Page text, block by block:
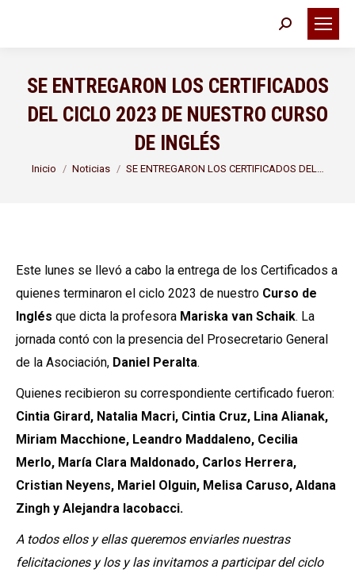
Buscar:
SE ENTREGARON LOS CERTIFICADOS
DEL CICLO 2023 DE NUESTRO CURSO
DE INGLÉS
Estás aquí:
Inicio Noticias SE ENTREGARON LOS CERTIFICADOS DEL…
Este lunes se llevó a cabo la entrega de los Certificados a
quienes terminaron el ciclo 2023 de nuestro Curso de
Inglés que dicta la profesora Mariska van Schaik. La
jornada contó con la presencia del Prosecretario General
de la Asociación, Daniel Peralta.
Quienes recibieron su correspondiente certificado fueron:
Cintia Girard, Natalia Macri, Cintia Cruz, Lina Alianak,
Miriam Macchione, Leandro Maddaleno, Cecilia
Merlo, María Clara Maldonado, Carlos Herrera,
Cristian Neyens, Mariel Olguin, Melisa Caruso, Aldana
Zingh y Alejandra Iacobacci.
A todos ellos y ellas queremos enviarles nuestras
felicitaciones y los y las invitamos a participar del ciclo